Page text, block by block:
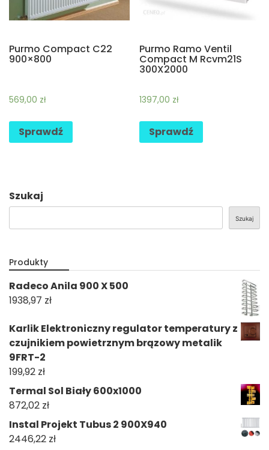
Purmo Compact C22
900×800
569,00 zł
Sprawdź
Purmo Ramo Ventil
Compact M Rcvm21S
300X2000
1397,00 zł
Sprawdź
Szukaj
Szukaj
Produkty
Radeco Anila 900 X 500
1938,97 zł
Karlik Elektroniczny regulator temperatury z
czujnikiem powietrznym brązowy metalik
9FRT-2
199,92 zł
Termal Sol Biały 600x1000
872,02 zł
Instal Projekt Tubus 2 900X940
2446,22 zł